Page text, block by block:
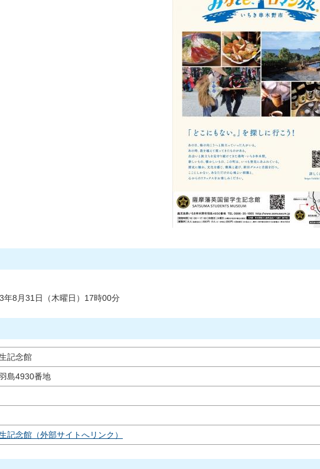
8月31日（木曜日）17時00分
記念館
島4930番地
記念館（外部サイトへリンク）